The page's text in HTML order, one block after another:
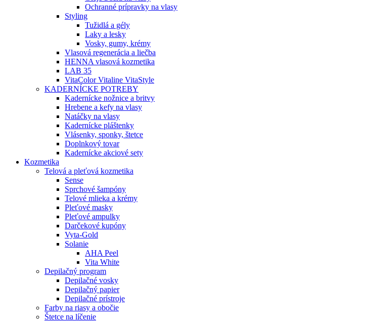
Ochranné prípravky na vlasy
Styling
Tužidlá a gély
Laky a lesky
Vosky, gumy, krémy
Vlasová regenerácia a liečba
HENNA vlasová kozmetika
LAB 35
VitaColor Vitaline VitaStyle
KADERNÍCKE POTREBY
Kadernícke nožnice a britvy
Hrebene a kefy na vlasy
Natáčky na vlasy
Kadernícke pláštenky
Vlásenky, sponky, štetce
Doplnkový tovar
Kadernícke akciové sety
Kozmetika
Telová a pleťová kozmetika
Sense
Sprchové šampóny
Telové mlieka a krémy
Pleťové masky
Pleťové ampulky
Darčekové kupóny
Vyta-Gold
Solanie
AHA Peel
Vita White
Depilačný program
Depilačné vosky
Depilačný papier
Depilačné prístroje
Farby na riasy a obočie
Štetce na líčenie